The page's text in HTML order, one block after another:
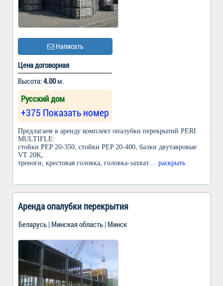
Написать
Цена договорная
Высота:4.00м.
Русский дом
+375 Показать номер
Предлагаем в аренду комплект опалубки перекрытий PERI
MULTIFLE:
стойки PEP 20-350, стойки PEP 20-400, балки двутавровые
VT 20K,
треноги, крестовая головка, головка-захват.... раскрыть
Аренда опалубки перекрытия
Беларусь | Минская область | Минск